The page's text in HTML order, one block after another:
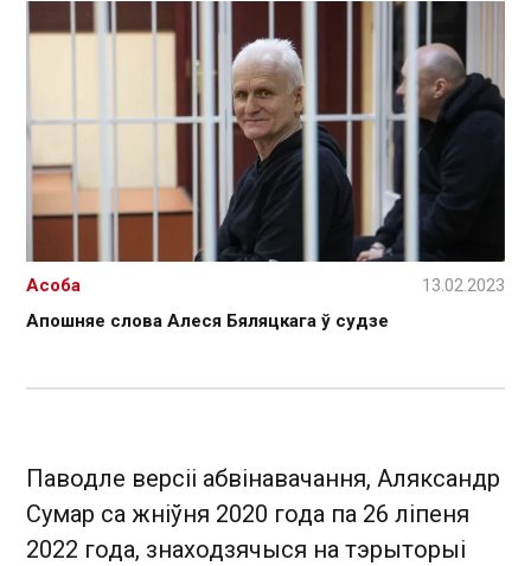
Апошняе слова Алеся Бяляцкага ў судзе
Асоба 13.02.2023
Паводле версіі абвінавачання, Аляксандр
Сумар са жніўня 2020 года па 26 ліпеня
2022 года, знаходзячыся на тэрыторыі